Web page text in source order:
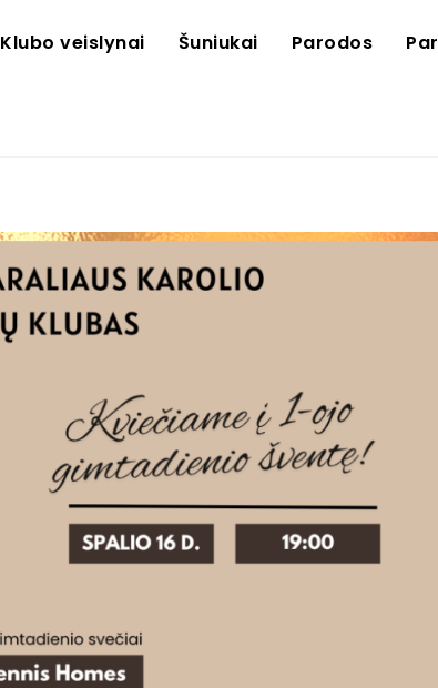
Klubo veislynai Šuniukai Parodos